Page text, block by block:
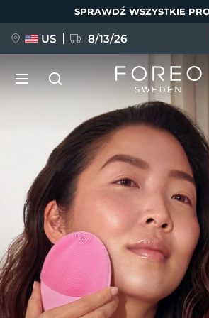
SPRAWDŹ WSZYSTKIE
US 8/13/26
NOWOŚĆ
FAQ™ Pure Beauty-Tech Elixir
BREAKING NEWS
issa™ Teeth Whitening Set
Język
English Deutsch
Français
Italiano
Polski
Svenska
Türkçe
简体中文